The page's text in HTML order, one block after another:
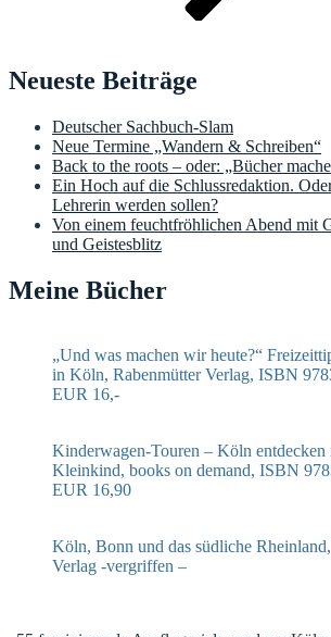
Neueste Beiträge
Deutscher Sachbuch-Slam
Neue Termine „Wandern & Schreiben“
Back to the roots – oder: „Bücher
Ein Hoch auf die Schlussredaktion.
Lehrerin werden sollen?
Von einem feuchtfröhlichen Abend mit
und Geistesblitz
Meine Bücher
„Und was machen wir heute?“
in Köln, Rabenmütter Verlag, ISBN
EUR 16,-
Kinderwagen-Touren – Köln
Kleinkind, books on demand, ISBN
EUR 16,90
Köln, Bonn und das südliche
Verlag -vergriffen –